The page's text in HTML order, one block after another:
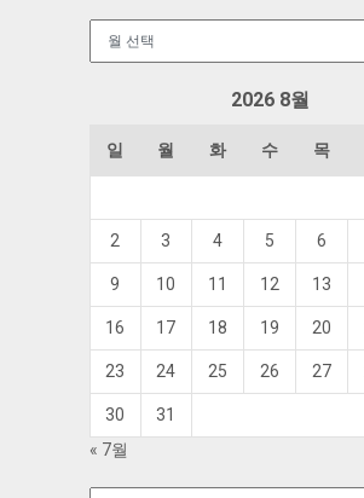
2026 8월
일 월 화 수 목
2 3 4 5 6
9 10 11 12 13
16 17 18 19 20
23 24 25 26 27
30
31
« 7월